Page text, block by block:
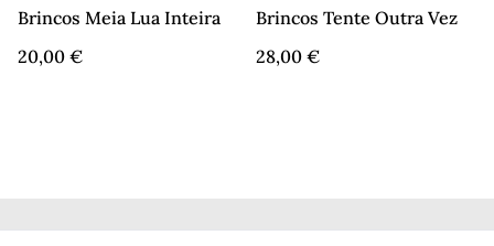
Brincos Meia Lua Inteira
20,00 €
Brincos Tente Outra Vez
28,00 €